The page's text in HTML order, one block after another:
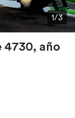
1/3
4730, año